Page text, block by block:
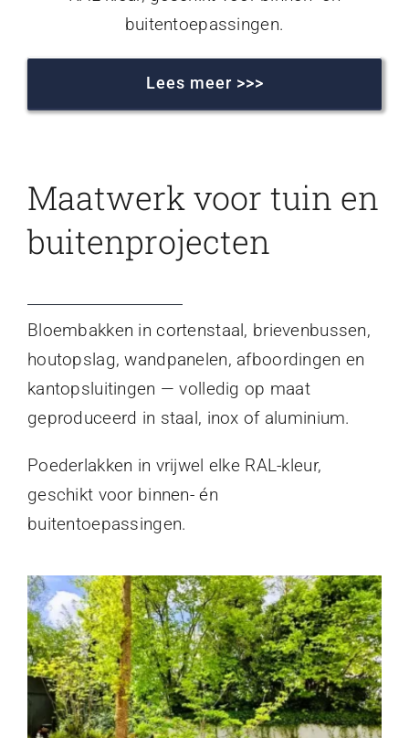
buitentoepassingen.
Lees meer >>>
Maatwerk voor tuin en
buitenprojecten
Bloembakken in cortenstaal, brievenbussen,
houtopslag, wandpanelen, afboordingen en
kantopsluitingen — volledig op maat
geproduceerd in staal, inox of aluminium.
Poederlakken in vrijwel elke RAL-kleur,
geschikt voor binnen- én
buitentoepassingen.